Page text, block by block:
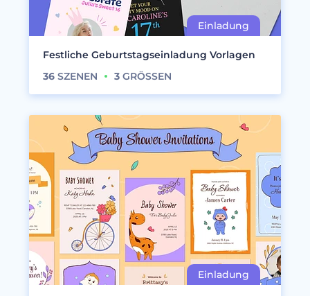
Festliche Geburtstagseinladung Vorlagen
36 SZENEN 3 GRÖSSEN